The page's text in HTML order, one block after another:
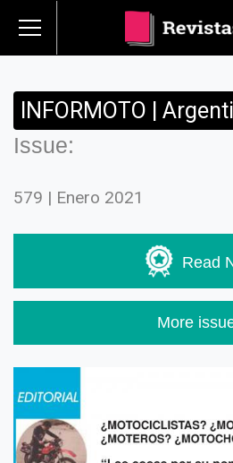
INFORMOTO |
Issue:
579 | Enero 2021
Read
More